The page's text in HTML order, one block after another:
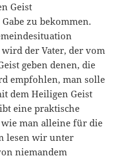
Geist
zu bekommen.
der Vater, der vom
geben denen, die
empfohlen, man solle
dem Heiligen Geist
eine praktische
man alleine für die
lesen wir unter
niemandem